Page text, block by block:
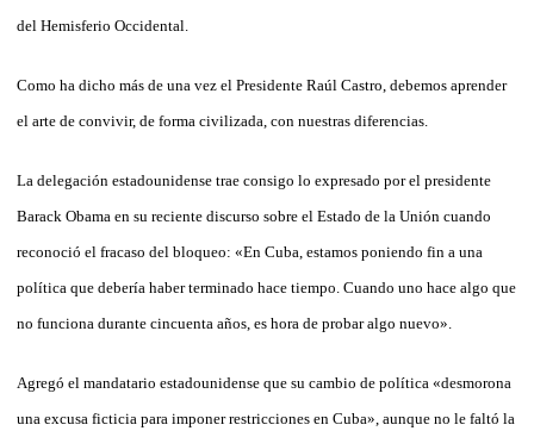
del Hemisferio Occidental.
Como ha dicho más de una vez el Presidente Raúl Castro, debemos aprender
el arte de convivir, de forma civilizada, con nuestras diferencias.
La delegación estadounidense trae consigo lo expresado por el presidente
Barack Obama en su reciente discurso sobre el Estado de la Unión cuando
reconoció el fracaso del bloqueo: «En Cuba, estamos poniendo fin a una
política que debería haber terminado hace tiempo. Cuando uno hace algo que
no funciona durante cincuenta años, es hora de probar algo nuevo».
Agregó el mandatario estadounidense que su cambio de política «desmorona
una excusa ficticia para imponer restricciones en Cuba», aunque no le faltó la